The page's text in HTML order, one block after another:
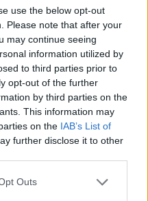
use the below opt-out
Please note that after your
may continue seeing
information utilized by
to third parties prior to
opt-out of the further
by third parties on the
This information may
on the IAB’s List of
further disclose it to other
uses one or more Google
Outs
conquista Olbia, la prima
incidente all’alba: ferito il